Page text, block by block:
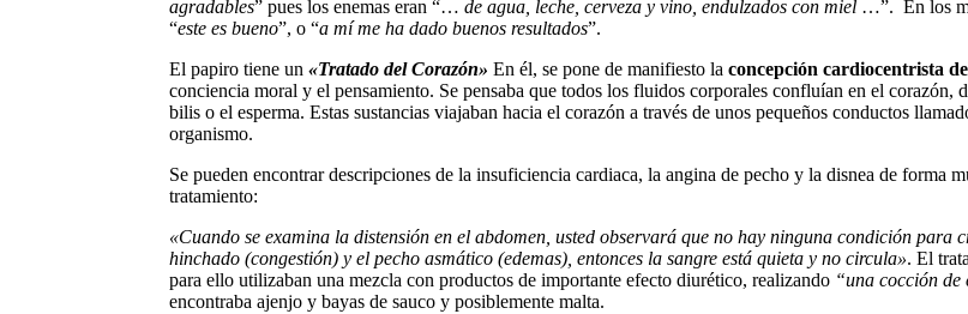
agradables” pues los enemas eran “… de agua, leche, cerveza y vino, endulzados con miel …”. En los
“este es bueno”, o “a mí me ha dado buenos resultados”.
El papiro tiene un «Tratado del Corazón» En él, se pone de manifiesto la concepción cardiocentrista
conciencia moral y el pensamiento. Se pensaba que todos los fluidos corporales confluían en el corazón,
bilis o el esperma. Estas sustancias viajaban hacia el corazón a través de unos pequeños conductos
organismo.
Se pueden encontrar descripciones de la insuficiencia cardiaca, la angina de pecho y la disnea de forma
tratamiento:
«Cuando se examina la distensión en el abdomen, usted observará que no hay ninguna condición para
hinchado (congestión) y el pecho asmático (edemas), entonces la sangre está quieta y no circula». El
para ello utilizaban una mezcla con productos de importante efecto diurético, realizando “una cocción de
encontraba ajenjo y bayas de sauco y posiblemente malta.